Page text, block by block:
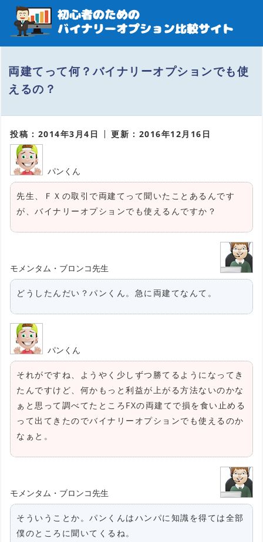
両建てって何？バイナリーオプションでも使
えるの？
投稿 : 2014年3月4日 更新 : 2016年12月16日
パンくん
先生、ＦＸの取引で両建てって聞いたことあるんです
が、バイナリーオプションでも使えるんですか？
モメンタム・ブロンコ先生
どうしたんだい？パンくん。急に両建てなんて。
パンくん
それがですね、ようやく少しずつ勝てるようになってき
たんですけど、何かもっと利益が上がる方法ないのかな
ぁと思って調べてたところFXの両建てで損を食い止める
って出てきたのでバイナリーオプションでも使えるのか
なぁと。
モメンタム・ブロンコ先生
そういうことか。パンくんはハンパに知識を得ては全部
僕のところに聞いてくるね。